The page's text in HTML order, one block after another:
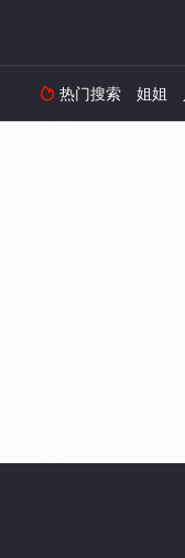
 热门搜索 姐姐